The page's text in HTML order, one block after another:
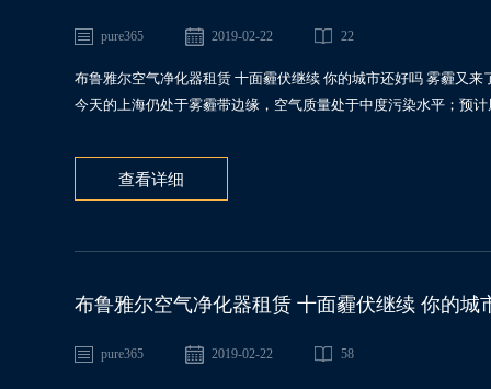
pure365 2019-02-22 22
布鲁雅尔空气净化器租赁 十面霾伏继续 你的城市还好吗 雾霾又
今天的上海仍处于雾霾带边缘，空气质量处于中度污染水平；预
查看详细
布鲁雅尔空气净化器租赁 十面霾伏继续 你的城
pure365 2019-02-22 58